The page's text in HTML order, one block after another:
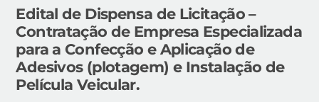
Edital de Dispensa de Licitação –
Contratação de Empresa Especializada
para a Confecção e Aplicação de
Adesivos (plotagem) e Instalação de
Película Veicular.